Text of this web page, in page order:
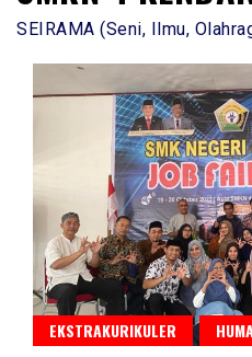
SEIRAMA (Seni, Ilmu,
EKSTRAKURIKULER